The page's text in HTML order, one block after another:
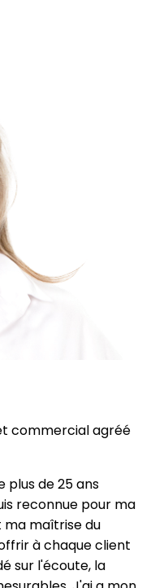
commercial agréé
plus de 25 ans
reconnue pour ma
ma maîtrise du
à chaque client
sur l'écoute, la